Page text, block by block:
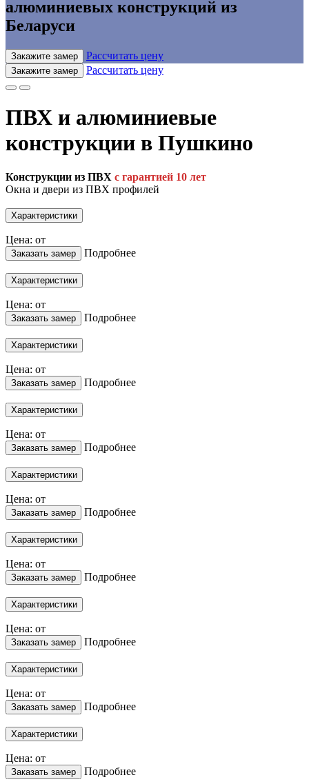
алюминиевых конструкций из
Беларуси
Закажите замер Рассчитать цену
Закажите замер Рассчитать цену
ПВХ и алюминиевые
конструкции в Пушкино
Конструкции из ПВХ с гарантией 10 лет
Окна и двери из ПВХ профилей
Характеристики
Цена: от
Заказать замер Подробнее
Характеристики
Цена: от
Заказать замер Подробнее
Характеристики
Цена: от
Заказать замер Подробнее
Характеристики
Цена: от
Заказать замер Подробнее
Характеристики
Цена: от
Заказать замер Подробнее
Характеристики
Цена: от
Заказать замер Подробнее
Характеристики
Цена: от
Заказать замер Подробнее
Характеристики
Цена: от
Заказать замер Подробнее
Характеристики
Цена: от
Заказать замер Подробнее